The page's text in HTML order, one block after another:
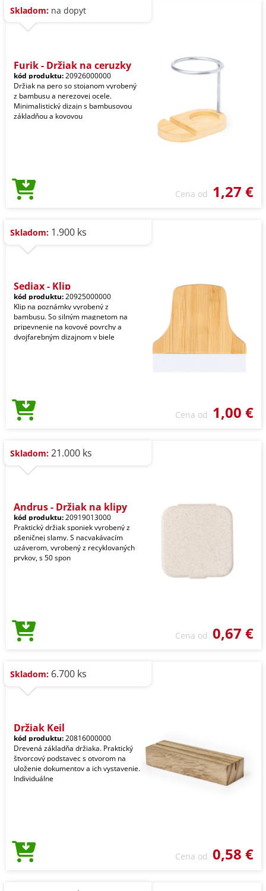
Skladom: na dopyt
Furik - Držiak na ceruzky
kód produktu:20926000000
Držiak na pero so stojanom vyrobený
z bambusu a nerezovej ocele.
Minimalistický dizajn s bambusovou
základňou a kovovou
Cena od 1,27 €
Skladom: 1.900 ks
Sediax - Klip
kód produktu:20925000000
Klip na poznámky vyrobený z
bambusu. So silným magnetom na
pripevnenie na kovové povrchy a
dvojfarebným dizajnom v biele
Cena od 1,00 €
Skladom: 21.000 ks
Andrus - Držiak na klipy
kód produktu:20919013000
Praktický držiak sponiek vyrobený z
pšeničnej slamy. S nacvakávacím
uzáverom, vyrobený z recyklovaných
prvkov, s 50 spon
Cena od 0,67 €
Skladom: 6.700 ks
Držiak Keil
kód produktu:20816000000
Drevená základňa držiaka. Praktický
štvorcový podstavec s otvorom na
uloženie dokumentov a ich vystavenie.
Individuálne
Cena od 0,58 €